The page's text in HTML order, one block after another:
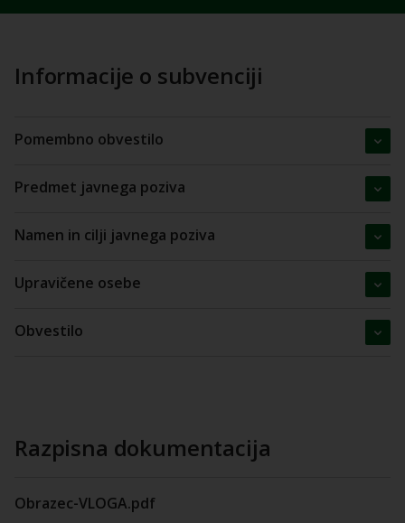
Informacije o subvenciji
Pomembno obvestilo
Predmet javnega poziva
Namen in cilji javnega poziva
Upravičene osebe
Obvestilo
Razpisna dokumentacija
Obrazec-VLOGA.pdf